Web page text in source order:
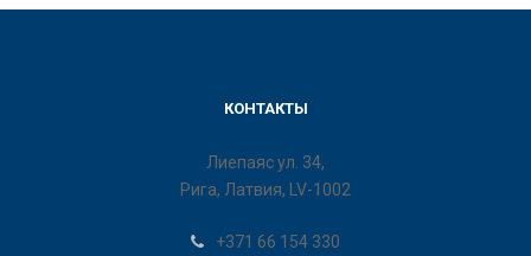
КОНТАКТЫ
Лиепаяс ул. 34,
Рига, Латвия, LV-1002
+371 66 154 330